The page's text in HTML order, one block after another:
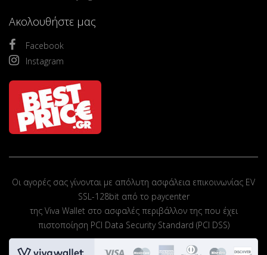
Ακολουθήστε μας
Facebook
Instagram
Οι αγορές σας γίνονται με απόλυτη ασφάλεια επικοινωνίας EV
SSL-128bit από το paycenter
της Viva Wallet στο ασφαλές περιβάλλον της που έχει
πιστοποίηση PCI Data Security Standard (PCI DSS)